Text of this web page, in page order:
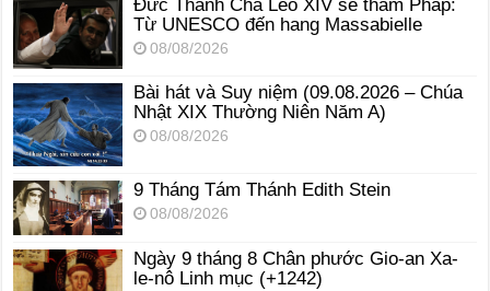
Đức Thánh Cha Lêô XIV sẽ thăm Pháp:
Từ UNESCO đến hang Massabielle
08/08/2026
Bài hát và Suy niệm (09.08.2026 – Chúa
Nhật XIX Thường Niên Năm A)
08/08/2026
9 Tháng Tám Thánh Edith Stein
08/08/2026
Ngày 9 tháng 8 Chân phước Gio-an Xa-
le-nô Linh mục (+1242)